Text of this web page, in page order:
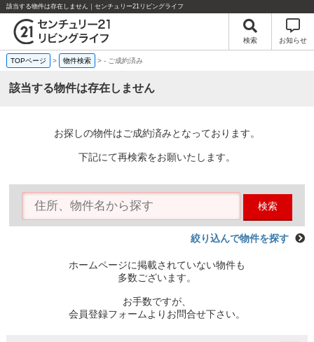
該当する物件は存在しません｜センチュリー21リビングライフ
検索 お知らせ
TOPページ > 物件検索 >- ご成約済み
該当する物件は存在しません
お探しの物件はご成約済みとなっております。
下記にて再検索をお願いたします。
検索
絞り込んで物件を探す
ホームページに掲載されていない物件も
多数ございます。
お手数ですが、
会員登録フォームよりお問合せ下さい。